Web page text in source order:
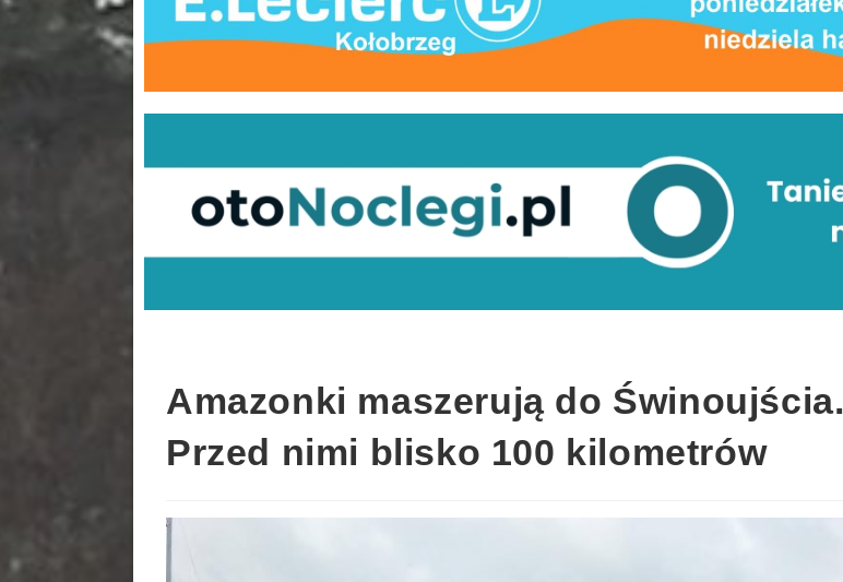
Amazonki maszerują do Świnoujścia.
Przed nimi blisko 100 kilometrów